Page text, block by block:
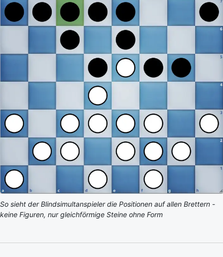
So sieht der Blindsimultanspieler die Positionen auf allen Brettern -
keine Figuren, nur gleichförmige Steine ohne Form